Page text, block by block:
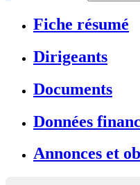
Fiche résumé
Dirigeants
Documents
Données
Annonces et